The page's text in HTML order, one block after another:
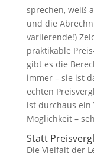
sprechen, weiß
und die
variierende!)
praktikable
gibt es die
immer – sie ist
echten
ist durchaus ein
Möglichkeit –
Statt
Die Vielfalt der